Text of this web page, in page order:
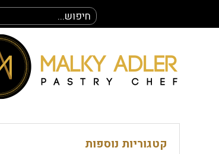
חיפוש
עבור:
קטגוריות נוספות